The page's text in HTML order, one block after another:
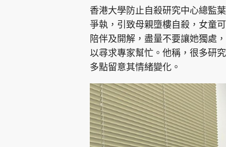
香港大學防止自殺研究中心總監
爭執，引致母親墮樓自殺，女童
陪伴及開解，盡量不要讓她獨處
以尋求專家幫忙。他稱，很多研
多點留意其情緒變化。